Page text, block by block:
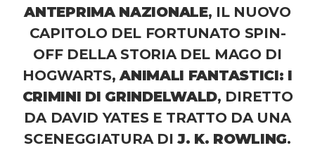
ANTEPRIMA NAZIONALE, IL NUOVO
CAPITOLO DEL FORTUNATO SPIN-
OFF DELLA STORIA DEL MAGO DI
HOGWARTS,ANIMALI FANTASTICI: I
CRIMINI DI GRINDELWALD, DIRETTO
DA DAVID YATES E TRATTO DA UNA
SCENEGGIATURA DIJ. K. ROWLING.